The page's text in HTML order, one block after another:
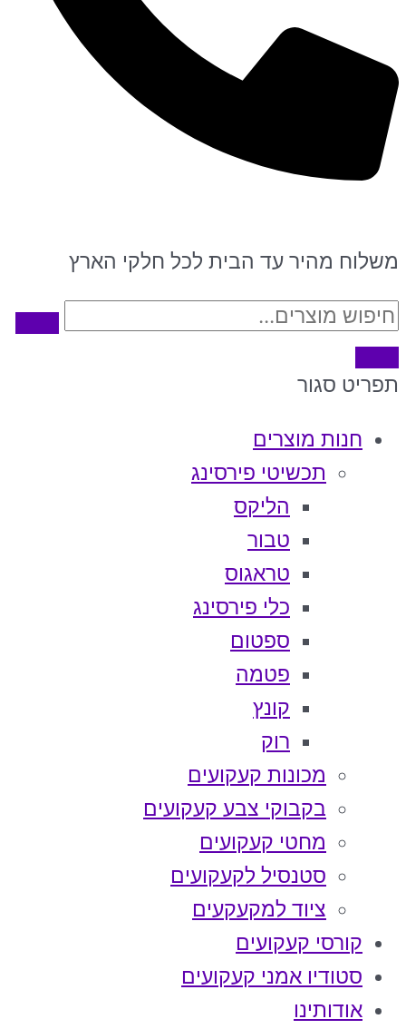
משלוח מהיר עד הבית לכל חלקי הארץ
תפריט סגור
חנות מוצרים
תכשיטי פירסינג
הליקס
טבור
טראגוס
כלי פירסינג
ספטום
פטמה
קונץ
רוק
מכונות קעקועים
בקבוקי צבע קעקועים
מחטי קעקועים
סטנסיל לקעקועים
ציוד למקעקעים
קורסי קעקועים
סטודיו אמני קעקועים
אודותינו